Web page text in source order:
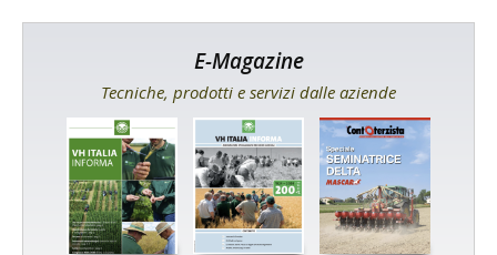
E-Magazine
Tecniche, prodotti e servizi dalle aziende